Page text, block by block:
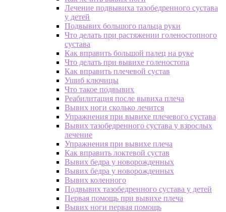
Лечение подвывиха тазобедренного сустава
у детей
Подвывих большого пальца руки
Что делать при растяжении голеностопного
сустава
Как вправить большой палец на руке
Что делать при вывихе голеностопа
Как вправить плечевой сустав
Ушиб ключицы
Что такое подвывих
Реабилитация после вывиха плеча
Вывих ноги сколько лечится
Упражнения при вывихе плечевого сустава
Вывих тазобедренного сустава у взрослых
лечение
Упражнения при вывихе плеча
Как вправить локтевой сустав
Вывих бедра у новорожденных
Вывих бедра у новорожденных
Вывих коленного
Подвывих тазобедренного сустава у детей
Первая помощь при вывихе плеча
Вывих ноги первая помощь